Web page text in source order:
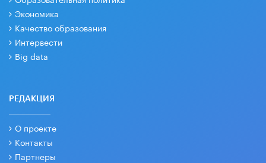
Экономика
Качество образования
Интервести
Big data
РЕДАКЦИЯ
О проекте
Контакты
Партнеры